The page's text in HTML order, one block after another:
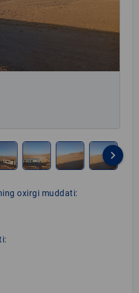
keyboard_arrow_right
oxirgi muddati: